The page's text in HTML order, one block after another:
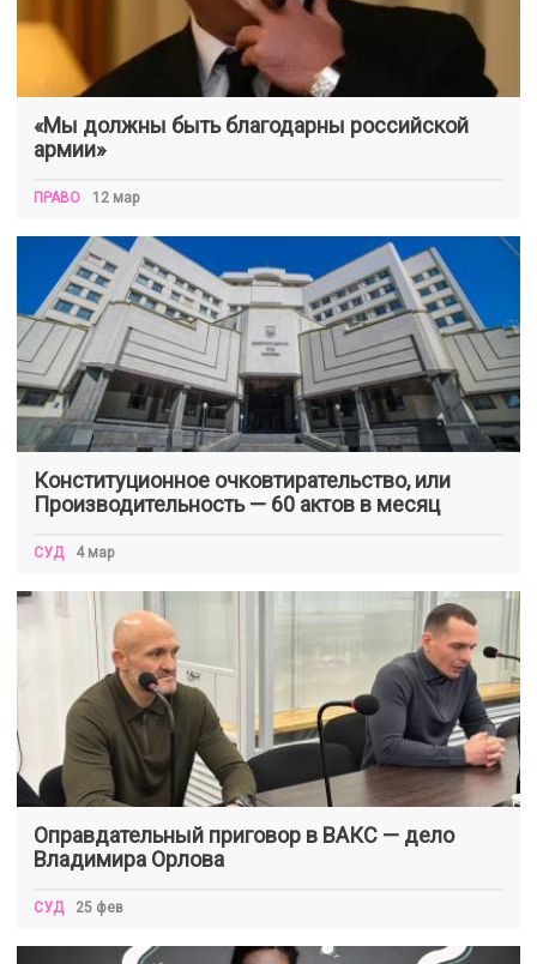
«Мы должны быть благодарны российской
армии»
ПРАВО 12 мар
Конституционное очковтирательство, или
Производительность — 60 актов в месяц
СУД 4 мар
Оправдательный приговор в ВАКС — дело
Владимира Орлова
СУД 25 фев